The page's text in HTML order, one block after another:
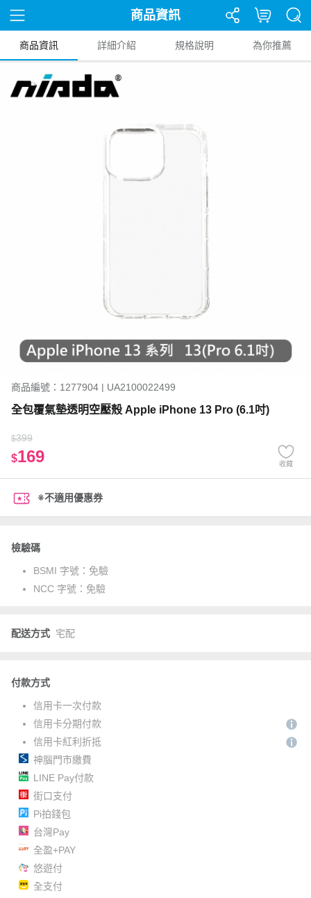
商品資訊
商品資訊 詳細介紹 規格說明 為你推薦
商品編號：1277904 | UA2100022499
全包覆氣墊透明空壓殼 Apple iPhone 13 Pro (6.1吋)
$399
$169 收藏
※不適用優惠券
檢驗碼
BSMI 字號： 免驗
NCC 字號： 免驗
配送方式 宅配
付款方式
信用卡一次付款
信用卡分期付款
信用卡紅利折抵
神腦門市繳費
LINE Pay付款
街口支付
Pi拍錢包
台灣Pay
全盈+PAY
悠遊付
全支付